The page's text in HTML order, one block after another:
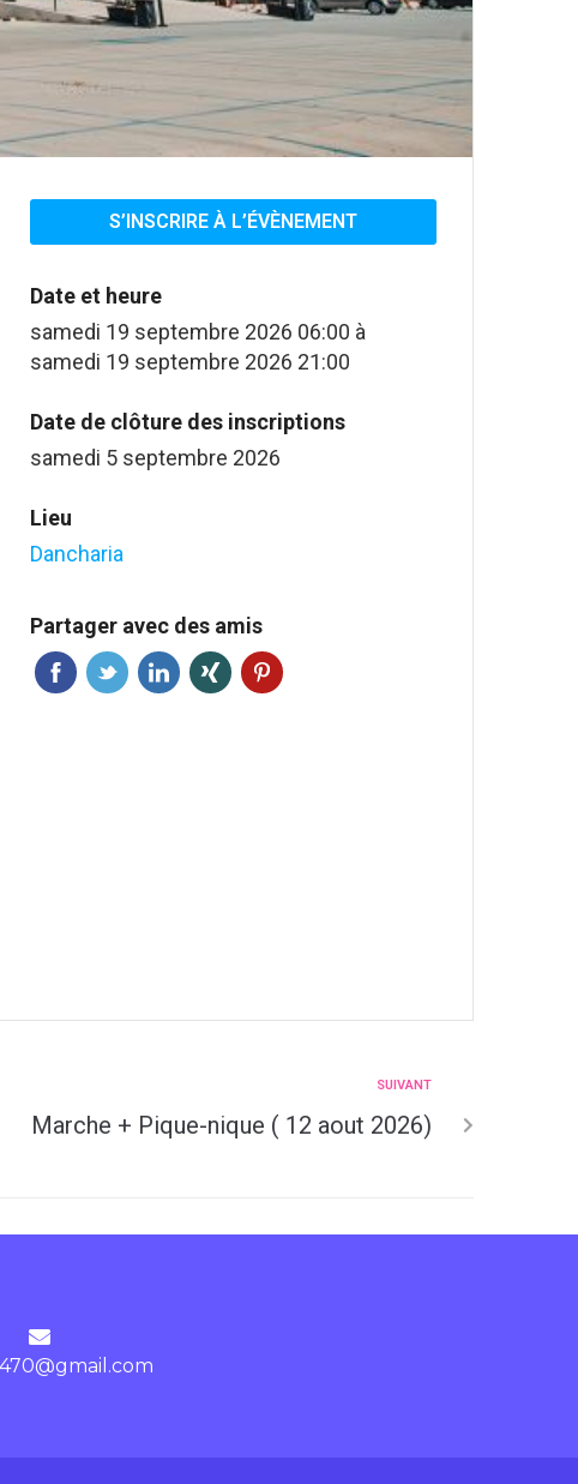
S’INSCRIRE À L’ÉVÈNEMENT
Date et heure
samedi 19 septembre 2026 06:00 à
samedi 19 septembre 2026 21:00
Date de clôture des inscriptions
samedi 5 septembre 2026
Lieu
Dancharia
Partager avec des amis
SUIVANT
Marche + Pique-nique ( 12 aout 2026)